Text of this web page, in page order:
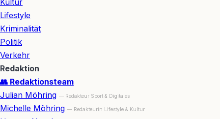
Lifestyle
Kriminalität
Politik
Verkehr
Redaktion
👥 Redaktionsteam
Julian Möhring — Redakteur Sport & Digitales
Michelle Möhring — Redakteurin Lifestyle & Kultur